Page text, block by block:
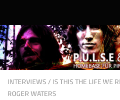
INTERVIEWS/IS THIS THE LIFE WE
ROGER WATERS